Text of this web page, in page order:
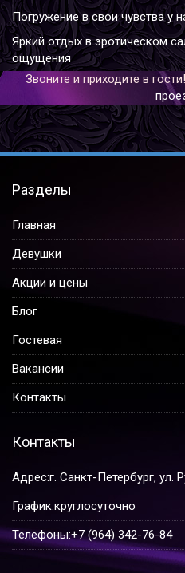
Погружение в свои чувства у
Яркий отдых в эротическом
ощущения
Звоните и приходите в гости!
Разделы
Главная
Девушки
Акции и цены
Блог
Гостевая
Вакансии
Контакты
Контакты
Адрес:г. Санкт-Петербург, ул.
График:круглосуточно
Телефоны:+7 (964) 342-76-84